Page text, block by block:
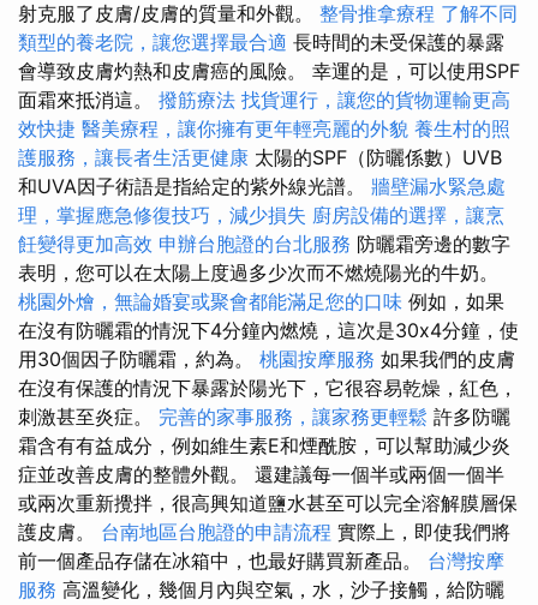
射克服了皮膚/皮膚的質量和外觀。 整骨推拿療程 了解不同
類型的養老院，讓您選擇最合適 長時間的未受保護的暴露
會導致皮膚灼熱和皮膚癌的風險。 幸運的是，可以使用SPF
面霜來抵消這。 撥筋療法 找貨運行，讓您的貨物運輸更高
效快捷 醫美療程，讓你擁有更年輕亮麗的外貌 養生村的照
護服務，讓長者生活更健康 太陽的SPF（防曬係數）UVB
和UVA因子術語是指給定的紫外線光譜。 牆壁漏水緊急處
理，掌握應急修復技巧，減少損失 廚房設備的選擇，讓烹
飪變得更加高效 申辦台胞證的台北服務 防曬霜旁邊的數字
表明，您可以在太陽上度過多少次而不燃燒陽光的牛奶。
桃園外燴，無論婚宴或聚會都能滿足您的口味 例如，如果
在沒有防曬霜的情況下4分鐘內燃燒，這次是30x4分鐘，使
用30個因子防曬霜，約為。 桃園按摩服務 如果我們的皮膚
在沒有保護的情況下暴露於陽光下，它很容易乾燥，紅色，
刺激甚至炎症。 完善的家事服務，讓家務更輕鬆 許多防曬
霜含有有益成分，例如維生素E和煙酰胺，可以幫助減少炎
症並改善皮膚的整體外觀。 還建議每一個半或兩個一個半
或兩次重新攪拌，很高興知道鹽水甚至可以完全溶解膜層保
護皮膚。 台南地區台胞證的申請流程 實際上，即使我們將
前一個產品存儲在冰箱中，也最好購買新產品。 台灣按摩
服務 高溫變化，幾個月內與空氣，水，沙子接觸，給防曬